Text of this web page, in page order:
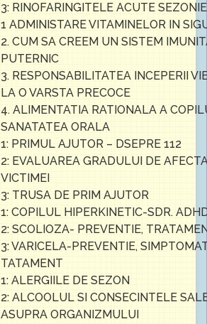
3: RINOFARINGITELE ACUTE
1 ADMINISTARE VITAMINELOR IN
2. CUM SA CREEM UN SISTEM
PUTERNIC
3. RESPONSABILITATEA INCEPERII
LA O VARSTA PRECOCE
4. ALIMENTATIA RATIONALA A
SANATATEA ORALA
1: PRIMUL AJUTOR – DSEPRE 112
2: EVALUAREA GRADULUI DE
VICTIMEI
3: TRUSA DE PRIM AJUTOR
1: COPILUL HIPERKINETIC-SDR.
2: SCOLIOZA- PREVENTIE,
3: VARICELA-PREVENTIE,
TATAMENT
1: ALERGIILE DE SEZON
2: ALCOOLUL SI CONSECINTELE
ASUPRA ORGANIZMULUI